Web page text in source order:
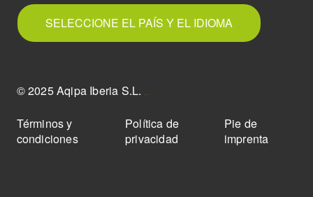
SELECCIONE EL PAÍS Y EL IDIOMA
© 2025 Aqipa Iberia S.L.
Términos y
condiciones
Política de
privacidad
Pie de
imprenta